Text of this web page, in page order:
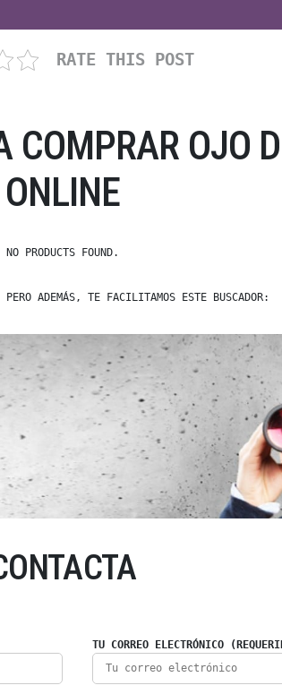
RATE THIS POST
COMPRAR OJO
ONLINE
NO PRODUCTS FOUND.
ADEMÁS, TE FACILITAMOS ESTE BUSCADOR:
TU CORREO ELECTRÓNICO